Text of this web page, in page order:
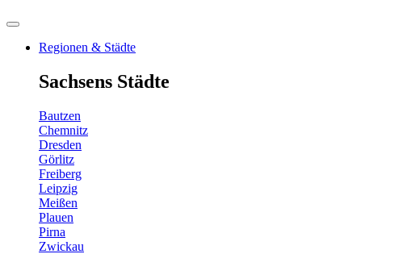
Regionen & Städte
Sachsens Städte
Bautzen
Chemnitz
Dresden
Görlitz
Freiberg
Leipzig
Meißen
Plauen
Pirna
Zwickau